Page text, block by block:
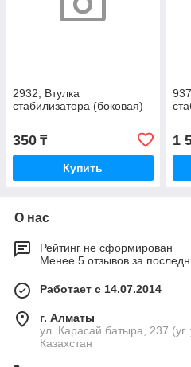
2932, Втулка
стабилизатора (боковая)
350 ₸
Купить
1
О нас
Рейтинг не сформирован
Менее 5 отзывов за
Работает с 14.07.2014
г. Алматы
ул. Карасай батыра, 237
Казахстан